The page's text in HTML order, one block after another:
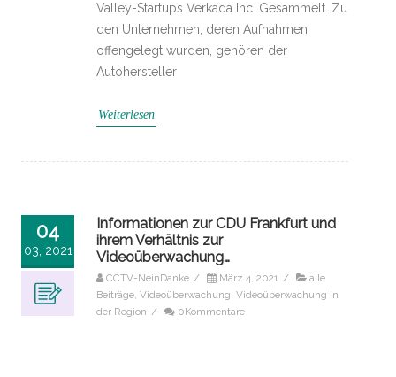
Valley-Startups Verkada Inc. Gesammelt. Zu
den Unternehmen, deren Aufnahmen
offengelegt wurden, gehören der
Autohersteller
Weiterlesen
04
03, 2021
Informationen zur CDU Frankfurt und
ihrem Verhältnis zur
Videoüberwachung…
CCTV-NeinDanke / März 4, 2021 /
alle
Beiträge, Videoüberwachung, Videoüberwachung in
der Region / 0Kommentare